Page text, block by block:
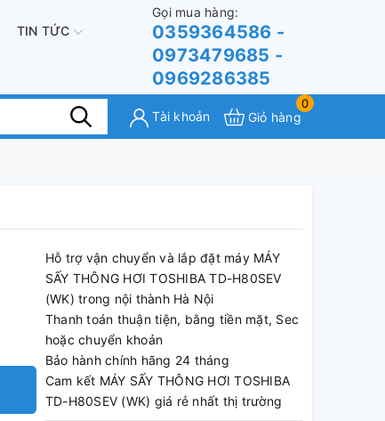
TIN TỨC
Gọi mua hàng:
0359364586 -
0973479685 -
0969286385
Tài khoản
0
Giỏ hàng
Hỗ trợ vận chuyển và lắp đặt máy MÁY
SẤY THÔNG HƠI TOSHIBA TD-H80SEV
(WK) trong nội thành Hà Nội
Thanh toán thuận tiện, bằng tiền mặt, Sec
hoặc chuyển khoản
Bảo hành chính hãng 24 tháng
Cam kết MÁY SẤY THÔNG HƠI TOSHIBA
TD-H80SEV (WK) giá rẻ nhất thị trường